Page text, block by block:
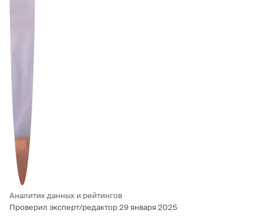
Аналитик данных и рейтингов
Проверил эксперт/редактор29 января 2025